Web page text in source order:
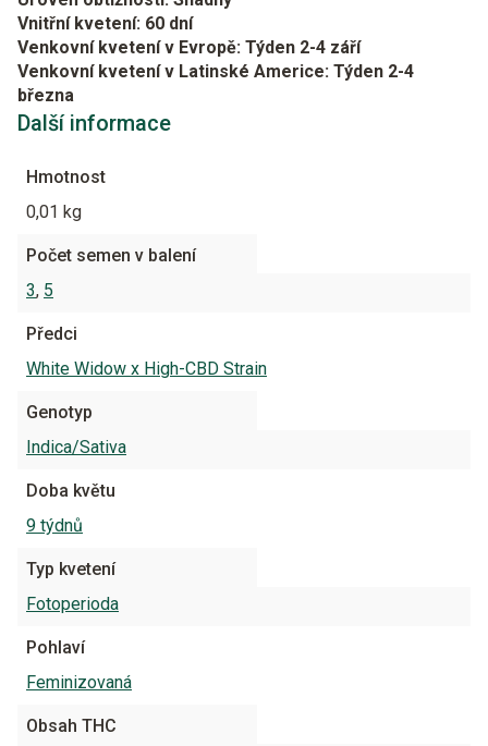
Vnitřní kvetení: 60 dní
Venkovní kvetení v Evropě: Týden 2-4 září
Venkovní kvetení v Latinské Americe: Týden 2-4
března
Další informace
Hmotnost
0,01 kg
Počet semen v balení
3, 5
Předci
White Widow x High-CBD Strain
Genotyp
Indica/Sativa
Doba květu
9 týdnů
Typ kvetení
Fotoperioda
Pohlaví
Feminizovaná
Obsah THC